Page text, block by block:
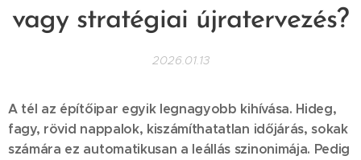
vagy stratégiai újratervezés?
2026.01.13
A tél az építőipar egyik legnagyobb kihívása. Hideg,
fagy, rövid nappalok, kiszámíthatatlan időjárás, sokak
számára ez automatikusan a leállás szinonimája. Pedig